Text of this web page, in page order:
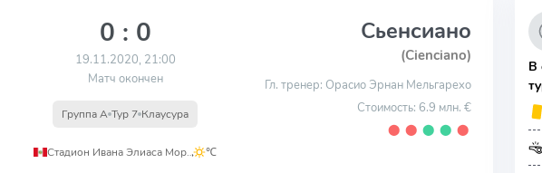
0 : 0
19.11.2020, 21:00
Матч окончен
Группа A Тур 7 Клаусура
Стадион Ивана Элиаса Морено, ℃
Сьенсиано
(Cienciano)
Гл. тренер: Орасио Эрнан Мельгарехо
Стоимость: 6.9 млн. €
⬤ ⬤ ⬤ ⬤ ⬤
В